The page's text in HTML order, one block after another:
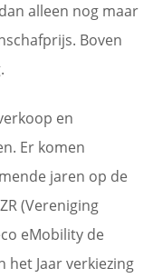
alleen nog maar
Boven
en
Er komen
jaren op de
(Vereniging
eMobility de
het Jaar verkiezing